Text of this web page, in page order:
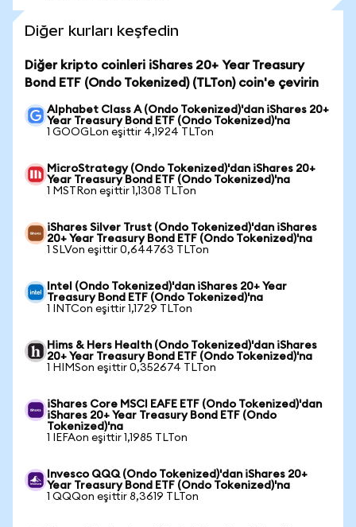
Diğer kurları keşfedin
Diğer kripto coinleri iShares 20+ Year Treasury
Bond ETF (Ondo Tokenized) (TLTon) coin'e çevirin
Alphabet Class A (Ondo Tokenized)'dan iShares 20+
Year Treasury Bond ETF (Ondo Tokenized)'na
1 GOOGLon eşittir 4,1924 TLTon
MicroStrategy (Ondo Tokenized)'dan iShares 20+
Year Treasury Bond ETF (Ondo Tokenized)'na
1 MSTRon eşittir 1,1308 TLTon
iShares Silver Trust (Ondo Tokenized)'dan iShares
20+ Year Treasury Bond ETF (Ondo Tokenized)'na
1 SLVon eşittir 0,644763 TLTon
Intel (Ondo Tokenized)'dan iShares 20+ Year
Treasury Bond ETF (Ondo Tokenized)'na
1 INTCon eşittir 1,1729 TLTon
Hims & Hers Health (Ondo Tokenized)'dan iShares
20+ Year Treasury Bond ETF (Ondo Tokenized)'na
1 HIMSon eşittir 0,352674 TLTon
iShares Core MSCI EAFE ETF (Ondo Tokenized)'dan
iShares 20+ Year Treasury Bond ETF (Ondo
Tokenized)'na
1 IEFAon eşittir 1,1985 TLTon
Invesco QQQ (Ondo Tokenized)'dan iShares 20+
Year Treasury Bond ETF (Ondo Tokenized)'na
1 QQQon eşittir 8,3619 TLTon